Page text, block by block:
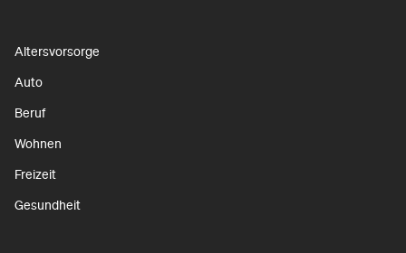
Altersvorsorge
Auto
Beruf
Wohnen
Freizeit
Gesundheit